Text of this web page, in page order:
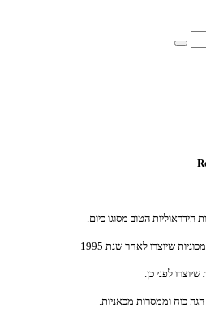
הטוב מסוגו כיום.
שיוצרו לאחר שנת 1995
לפני כן.
כוח וממסרות מכאניות.